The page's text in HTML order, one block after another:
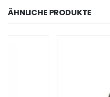
ÄHNLICHE PRODUKTE